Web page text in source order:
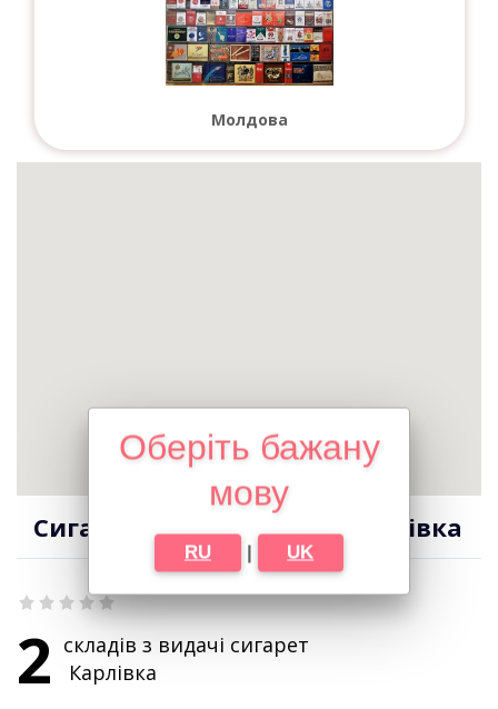
Оберіть бажану
мову
RU | UK
Молдова
Сигарети оптом в місті Карлівка
2 складів з видачі сигарет
Карлівка